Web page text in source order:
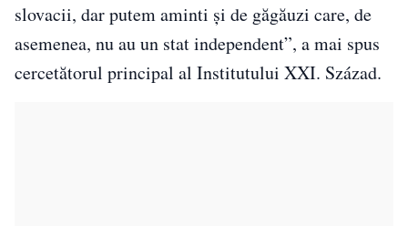
slovacii, dar putem aminti și de găgăuzi care, de
asemenea, nu au un stat independent”, a mai spus
cercetătorul principal al Institutului XXI. Század.